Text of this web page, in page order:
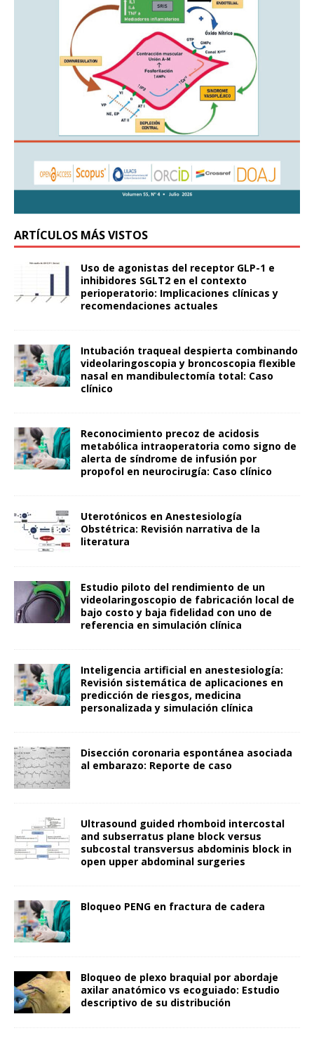
ARTÍCULOS MÁS VISTOS
Uso de agonistas del receptor GLP-1 e
inhibidores SGLT2 en el contexto
perioperatorio: Implicaciones clínicas y
recomendaciones actuales
Intubación traqueal despierta combinando
videolaringoscopia y broncoscopia flexible
nasal en mandibulectomía total: Caso
clínico
Reconocimiento precoz de acidosis
metabólica intraoperatoria como signo de
alerta de síndrome de infusión por
propofol en neurocirugía: Caso clínico
Uterotónicos en Anestesiología
Obstétrica: Revisión narrativa de la
literatura
Estudio piloto del rendimiento de un
videolaringoscopio de fabricación local de
bajo costo y baja fidelidad con uno de
referencia en simulación clínica
Inteligencia artificial en anestesiología:
Revisión sistemática de aplicaciones en
predicción de riesgos, medicina
personalizada y simulación clínica
Disección coronaria espontánea asociada
al embarazo: Reporte de caso
Ultrasound guided rhomboid intercostal
and subserratus plane block versus
subcostal transversus abdominis block in
open upper abdominal surgeries
Bloqueo PENG en fractura de cadera
Bloqueo de plexo braquial por abordaje
axilar anatómico vs ecoguiado: Estudio
descriptivo de su distribución